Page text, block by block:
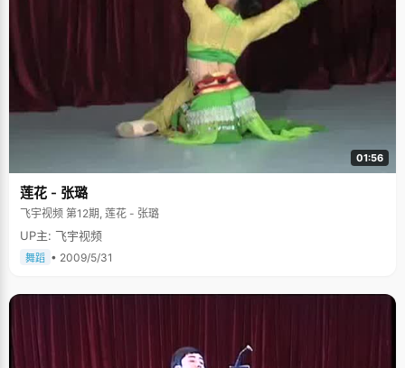
戏，也被陈富春当成了高中学习的调味剂，"有时候做题做累了，心情很郁闷
的时候，就会约同学去网吧玩游戏，转移注意力，劳逸结合，更容易进入学
01:56
莲花 - 张璐
飞宇视频 第12期, 莲花 - 张璐
UP主: 飞宇视频
舞蹈 • 2009/5/31